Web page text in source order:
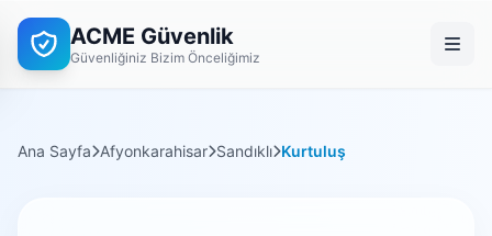
ACME Güvenlik
Güvenliğiniz Bizim Önceliğimiz
Ana Sayfa Afyonkarahisar Sandıklı Kurtuluş